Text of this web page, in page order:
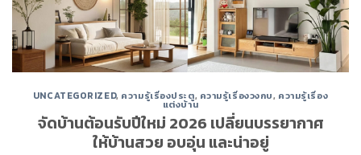
UNCATEGORIZED, ความรู้เรื่องประตู, ความรู้เรื่องวงกบ, ความรู้เรื่อง
แต่งบ้าน
จัดบ้านต้อนรับปีใหม่ 2026 เปลี่ยนบรรยากาศ
ให้บ้านสวย อบอุ่น และน่าอยู่